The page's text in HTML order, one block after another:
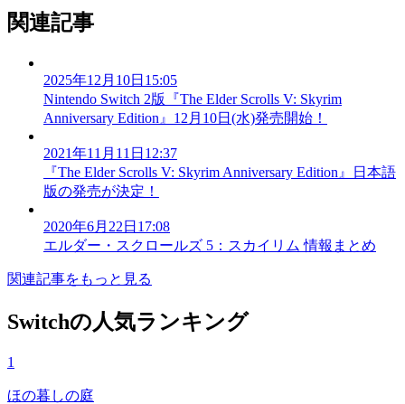
関連記事
2025年12月10日15:05
Nintendo Switch 2版『The Elder Scrolls V: Skyrim
Anniversary Edition』12月10日(水)発売開始！
2021年11月11日12:37
『The Elder Scrolls V: Skyrim Anniversary Edition』日本語
版の発売が決定！
2020年6月22日17:08
エルダー・スクロールズ 5：スカイリム 情報まとめ
関連記事をもっと見る
Switchの人気ランキング
1
ほの暮しの庭